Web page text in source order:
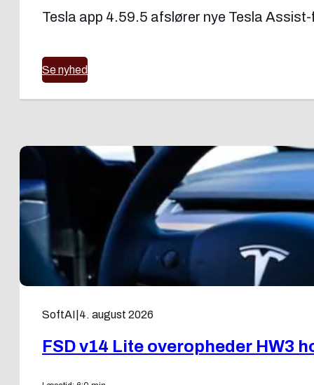
Tesla app 4.59.5 afslører nye Tesla
Se nyhed
SoftAI 4. august 2026
FSD v14 Lite overopheder HW3